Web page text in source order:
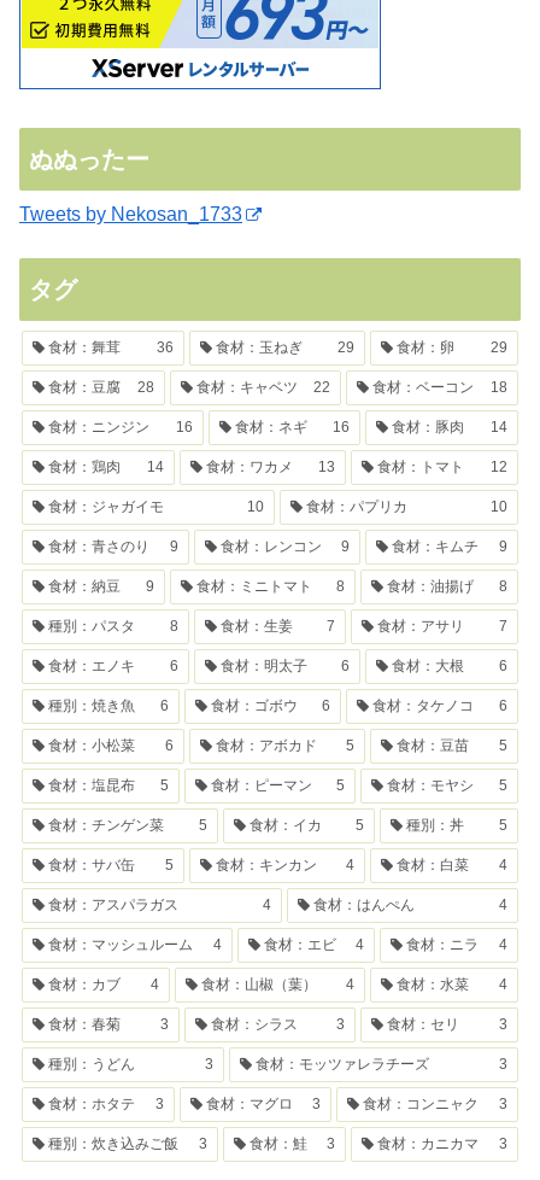
ぬぬったー
Tweets by Nekosan_1733
タグ
食材：舞茸 36 食材：玉ねぎ 29 食材：卵 29
食材：豆腐 28 食材：キャベツ 22 食材：ベーコン 18
食材：ニンジン 16 食材：ネギ 16 食材：豚肉 14
食材：鶏肉 14 食材：ワカメ 13 食材：トマト 12
食材：ジャガイモ 10 食材：パプリカ 10
食材：青さのり 9 食材：レンコン 9 食材：キムチ 9
食材：納豆 9 食材：ミニトマト 8 食材：油揚げ 8
種別：パスタ 8 食材：生姜 7 食材：アサリ 7
食材：エノキ 6 食材：明太子 6 食材：大根 6
種別：焼き魚 6 食材：ゴボウ 6 食材：タケノコ 6
食材：小松菜 6 食材：アボカド 5 食材：豆苗 5
食材：塩昆布 5 食材：ピーマン 5 食材：モヤシ 5
食材：チンゲン菜 5 食材：イカ 5 種別：丼 5
食材：サバ缶 5 食材：キンカン 4 食材：白菜 4
食材：アスパラガス 4 食材：はんぺん 4
食材：マッシュルーム 4 食材：エビ 4 食材：ニラ 4
食材：カブ 4 食材：山椒（葉） 4 食材：水菜 4
食材：春菊 3 食材：シラス 3 食材：セリ 3
種別：うどん 3 食材：モッツァレラチーズ 3
食材：ホタテ 3 食材：マグロ 3 食材：コンニャク 3
種別：炊き込みご飯 3 食材：鮭 3 食材：カニカマ 3